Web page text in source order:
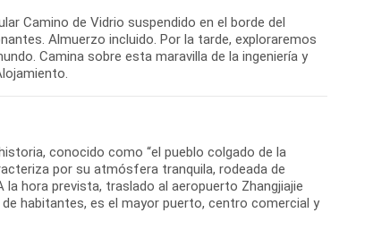
Camino de Vidrio suspendido en el borde del
Almuerzo incluido. Por la tarde, exploraremos
Camina sobre esta maravilla de la ingeniería y
conocido como “el pueblo colgado de la
por su atmósfera tranquila, rodeada de
hora prevista, traslado al aeropuerto Zhangjiajie
habitantes, es el mayor puerto, centro comercial y